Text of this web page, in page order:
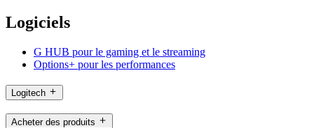
Logiciels
G HUB pour le gaming et le streaming
Options+ pour les performances
Logitech
Acheter des produits